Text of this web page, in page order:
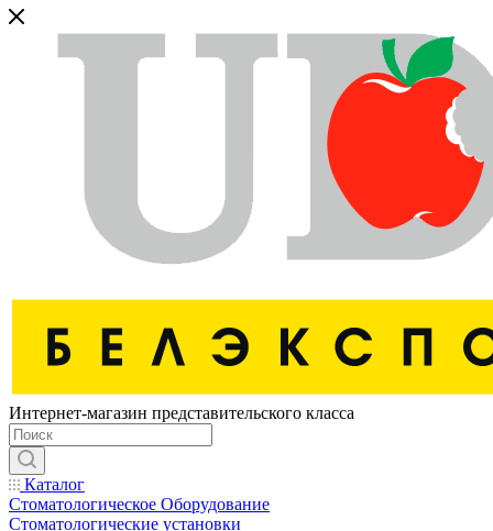
Интернет-магазин представительского класса
Каталог
Стоматологическое Оборудование
Стоматологические установки